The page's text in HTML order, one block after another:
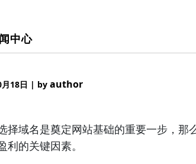
中心
18日 | by author
择域名是奠定网站基础的重要一步，
利的关键因素。